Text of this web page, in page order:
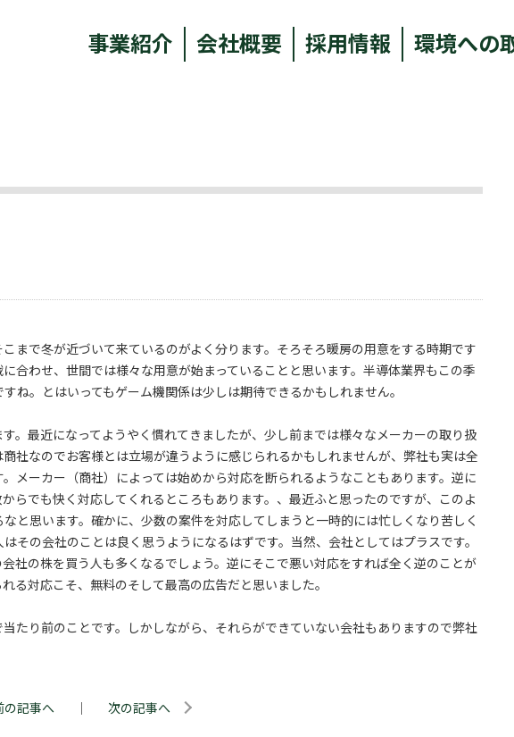
事業紹介 会社概要 採用情報 環境への
まで冬が近づいて来ているのがよく分ります。そろそろ暖房の用意をする時期です
合わせ、世間では様々な用意が始まっていることと思います。半導体業界もこの季
ね。とはいってもゲーム機関係は少しは期待できるかもしれません。
。最近になってようやく慣れてきましたが、少し前までは様々なメーカーの取り扱
社なのでお客様とは立場が違うように感じられるかもしれませんが、弊社も実は全
メーカー（商社）によっては始めから対応を断られるようなこともあります。逆に
らでも快く対応してくれるところもあります。、最近ふと思ったのですが、このよ
と思います。確かに、少数の案件を対応してしまうと一時的には忙しくなり苦しく
その会社のことは良く思うようになるはずです。当然、会社としてはプラスです。
社の株を買う人も多くなるでしょう。逆にそこで悪い対応をすれば全く逆のことが
る対応こそ、無料のそして最高の広告だと思いました。
たり前のことです。しかしながら、それらができていない会社もありますので弊社
の記事へ ｜ 次の記事へ